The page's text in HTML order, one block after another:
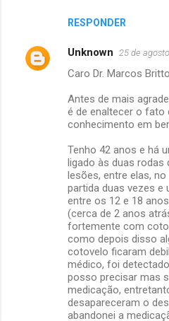
RESPONDER
Unknown 25 de
Caro Dr. Marcos
Antes de mais
é de enaltecer o fato
conhecimento em
Tenho 42 anos e há
ligado às duas
lesões, entre elas,
partida duas vezes e
entre os 12 e 18
(cerca de 2 anos
fortemente com
como depois disso
cotovelo ficaram
médico, foi
posso precisar mas
medicação,
desapareceram o
abandonei a